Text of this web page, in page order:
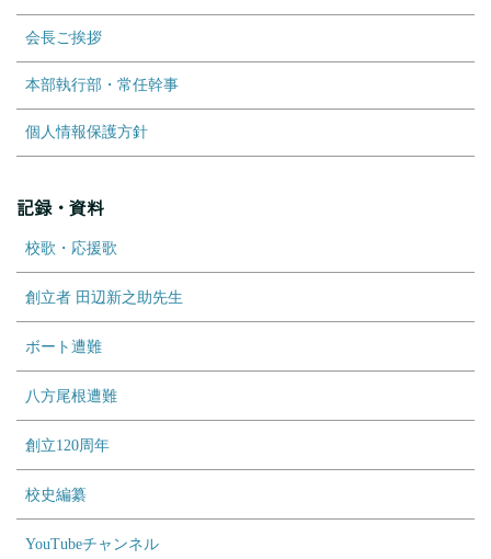
会長ご挨拶
本部執行部・常任幹事
個人情報保護方針
記録・資料
校歌・応援歌
創立者 田辺新之助先生
ボート遭難
八方尾根遭難
創立120周年
校史編纂
YouTubeチャンネル